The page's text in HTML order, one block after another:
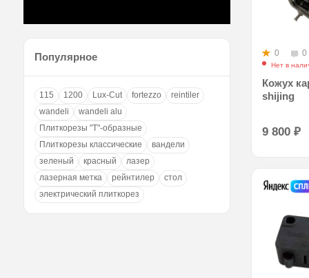
Популярное
115 1200 Lux-Cut fortezzo
reintiler
wandeli
wandeli alu
Плиткорезы "Т"-образные
Плиткорезы классические
вандели
зеленый
красный
лазер
лазерная метка
рейнтилер
стол
электрический плиткорез
0 0
Нет в
Кожух
shijing
9 800₽